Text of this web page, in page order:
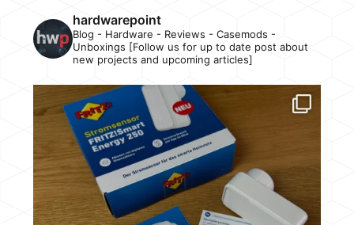
hardwarepoint
Blog - Hardware - Reviews - Casemods -
Unboxings [Follow us for up to date post about
new projects and upcoming articles]